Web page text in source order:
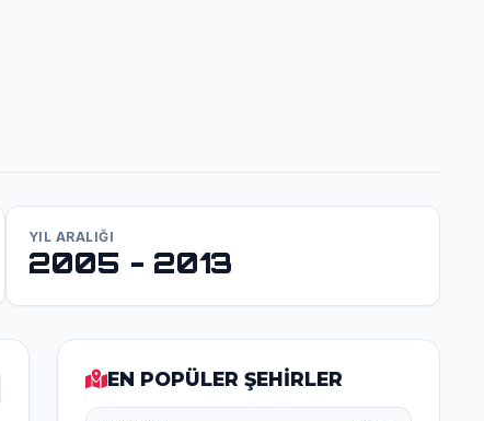
YIL ARALIĞI
2005 - 2013
EN POPÜLER ŞEHİRLER